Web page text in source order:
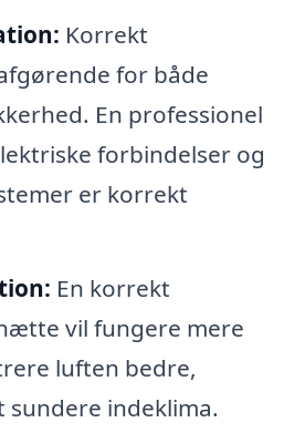
Korrekt
for både
En professionel
forbindelser og
er korrekt
En korrekt
vil fungere mere
luften bedre,
sundere indeklima.